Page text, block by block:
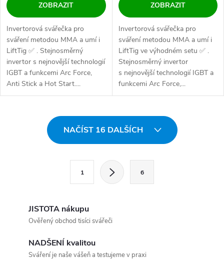
ZOBRAZIT
Invertorová svářečka pro
sváření metodou MMA a umí i
LiftTig ✅ . Stejnosměrný
invertor s nejnovější technologií
IGBT a funkcemi Arc Force,
Anti Stick a Hot Start....
ZOBRAZIT
Invertorová svářečka pro
sváření metodou MMA a umí i
LiftTig ve výhodném setu ✅ .
Stejnosměrný invertor
s nejnovější technologií IGBT a
funkcemi Arc Force,...
Ovládací prvky výpisu
NAČÍST 16 DALŠÍCH
1 6
JISTOTA nákupu
Ověřený obchod tisíci svářeči
NADŠENÍ kvalitou
Sváření je naše vášeň a testujeme v praxi